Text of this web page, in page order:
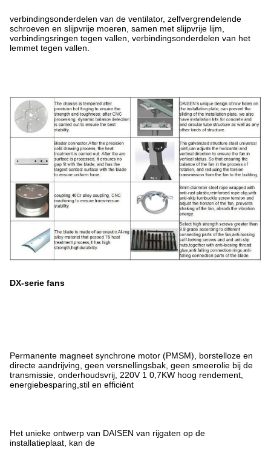
verbindingsonderdelen van de ventilator, zelfvergrendelende
schroeven en slijpvrije moeren, samen met slijpvrije lijm,
verbindingsringen tegen vallen, verbindingsonderdelen van het
lemmet tegen vallen.
DX-serie fans
Permanente magneet synchrone motor (PMSM), borstelloze en
directe aandrijving, geen versnellingsbak, geen smeerolie bij de
transmissie, onderhoudsvrij, 220V 1 0,7KW hoog rendement,
energiebesparing,stil en efficiënt
Het unieke ontwerp van DAISEN van rijgaten op de
installatieplaat, kan de